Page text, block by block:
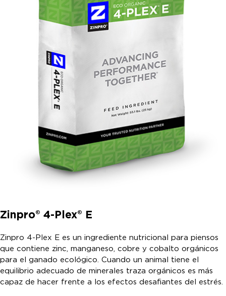
Zinpro® 4-Plex® E
Zinpro 4-Plex E es un ingrediente nutricional para piensos
que contiene zinc, manganeso, cobre y cobalto orgánicos
para el ganado ecológico. Cuando un animal tiene el
equilibrio adecuado de minerales traza orgánicos es más
capaz de hacer frente a los efectos desafiantes del estrés.